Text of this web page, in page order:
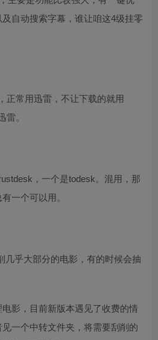
自动搜索字幕，谁让咱这4级挂零
正常用迅雷，不让下载的就用
雷。
，一个是todesk。混用，那
一个可以用。
几乎大部分的电影，有的时候会抽
影，目前新版本遇见了收费的情
一个中转文件夹，将需要刮削的